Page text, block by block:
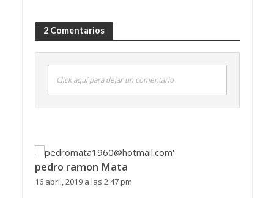
2 Comentarios
Click aquí para dejar un comentario
pedro ramon Mata
16 abril, 2019 a las 2:47 pm